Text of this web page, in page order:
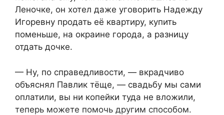
Леночке, он хотел даже уговорить Надежду
Игоревну продать её квартиру, купить
поменьше, на окраине города, а разницу
отдать дочке.
— Ну, по справедливости, — вкрадчиво
объяснял Павлик тёще, — свадьбу мы сами
оплатили, вы ни копейки туда не вложили,
теперь можете помочь другим способом.